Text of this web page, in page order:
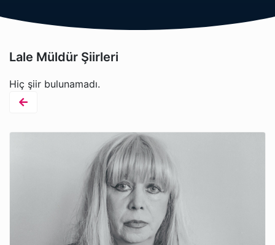
Lale Müldür Şiirleri
Hiç şiir bulunamadı.